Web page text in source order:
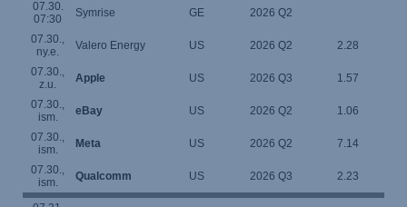
07.30.
07:30
Symrise GE 2026 Q2
07.30.,
ny.e.
Valero Energy US 2026 Q2 2.28
07.30.,
z.u.
Apple US 2026 Q3 1.57
07.30.,
ism.
eBay US 2026 Q2 1.06
07.30.,
ism.
Meta US 2026 Q2 7.14
07.30.,
ism.
Qualcomm US 2026 Q3 2.23